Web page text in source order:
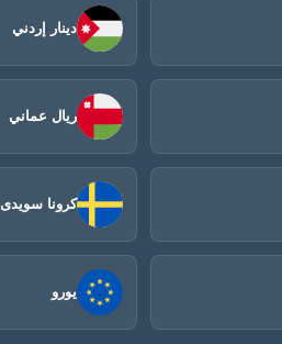
دينار إردني
ريال عماني
كرونا سويدى
يورو